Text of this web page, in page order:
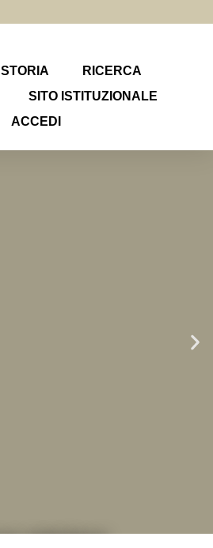
STORIA
RICERCA
SITO ISTITUZIONALE
ACCEDI